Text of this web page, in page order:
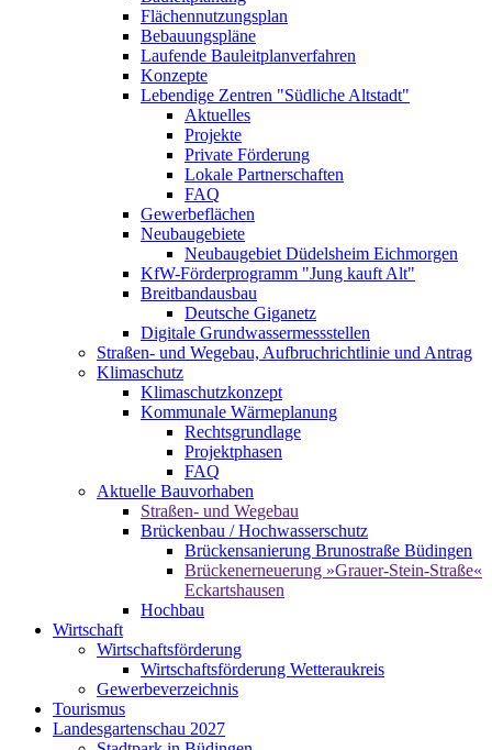
Flächennutzungsplan
Bebauungspläne
Laufende Bauleitplanverfahren
Konzepte
Lebendige Zentren "Südliche Altstadt"
Aktuelles
Projekte
Private Förderung
Lokale Partnerschaften
FAQ
Gewerbeflächen
Neubaugebiete
Neubaugebiet Düdelsheim Eichmorgen
KfW-Förderprogramm "Jung kauft Alt"
Breitbandausbau
Deutsche Giganetz
Digitale Grundwassermessstellen
Straßen- und Wegebau, Aufbruchrichtlinie und Antrag
Klimaschutz
Klimaschutzkonzept
Kommunale Wärmeplanung
Rechtsgrundlage
Projektphasen
FAQ
Aktuelle Bauvorhaben
Straßen- und Wegebau
Brückenbau / Hochwasserschutz
Brückensanierung Brunostraße Büdingen
Brückenerneuerung »Grauer-Stein-Straße«
Eckartshausen
Hochbau
Wirtschaft
Wirtschaftsförderung
Wirtschaftsförderung Wetteraukreis
Gewerbeverzeichnis
Tourismus
Landesgartenschau 2027